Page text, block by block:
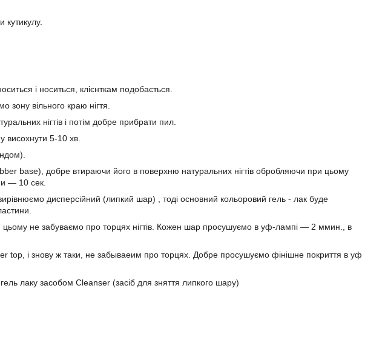
і носиться, клієнткам подобається.
зону вільного краю нігтя.
нігтів і потім добре прибрати пил.
висохнути 5-10 хв.
base), добре втираючи його в поверхню натуральних нігтів обробляючи при цьому
― 10 сек.
дисперсійний (липкий шар) , тоді основний кольоровий гель - лак буде
не забуваємо про торцях нігтів. Кожен шар просушуємо в уф-лампі ― 2 ммин., в
top, і знову ж таки, не забываеим про торцях. Добре просушуємо фінішне покриття в уф
лаку засобом Cleanser (засіб для зняття липкого шару)